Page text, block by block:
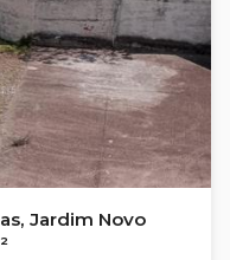
Jardim Novo